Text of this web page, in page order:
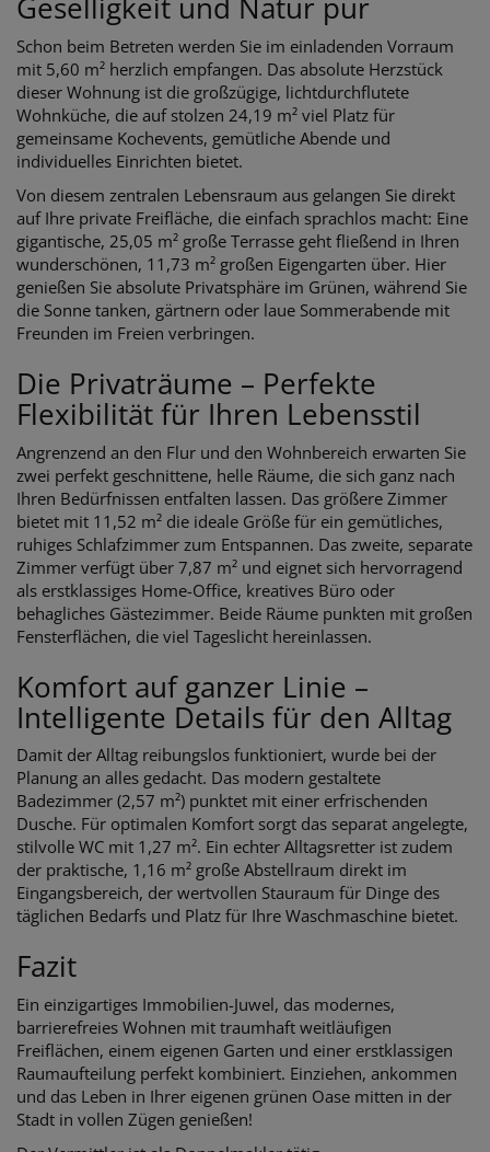
Geselligkeit und Natur pur
Schon beim Betreten werden Sie im einladenden Vorraum
mit 5,60 m² herzlich empfangen. Das absolute Herzstück
dieser Wohnung ist die großzügige, lichtdurchflutete
Wohnküche, die auf stolzen 24,19 m² viel Platz für
gemeinsame Kochevents, gemütliche Abende und
individuelles Einrichten bietet.
Von diesem zentralen Lebensraum aus gelangen Sie direkt
auf Ihre private Freifläche, die einfach sprachlos macht: Eine
gigantische, 25,05 m² große Terrasse geht fließend in Ihren
wunderschönen, 11,73 m² großen Eigengarten über. Hier
genießen Sie absolute Privatsphäre im Grünen, während Sie
die Sonne tanken, gärtnern oder laue Sommerabende mit
Freunden im Freien verbringen.
Die Privaträume – Perfekte
Flexibilität für Ihren Lebensstil
Angrenzend an den Flur und den Wohnbereich erwarten Sie
zwei perfekt geschnittene, helle Räume, die sich ganz nach
Ihren Bedürfnissen entfalten lassen. Das größere Zimmer
bietet mit 11,52 m² die ideale Größe für ein gemütliches,
ruhiges Schlafzimmer zum Entspannen. Das zweite, separate
Zimmer verfügt über 7,87 m² und eignet sich hervorragend
als erstklassiges Home-Office, kreatives Büro oder
behagliches Gästezimmer. Beide Räume punkten mit großen
Fensterflächen, die viel Tageslicht hereinlassen.
Komfort auf ganzer Linie –
Intelligente Details für den Alltag
Damit der Alltag reibungslos funktioniert, wurde bei der
Planung an alles gedacht. Das modern gestaltete
Badezimmer (2,57 m²) punktet mit einer erfrischenden
Dusche. Für optimalen Komfort sorgt das separat angelegte,
stilvolle WC mit 1,27 m². Ein echter Alltagsretter ist zudem
der praktische, 1,16 m² große Abstellraum direkt im
Eingangsbereich, der wertvollen Stauraum für Dinge des
täglichen Bedarfs und Platz für Ihre Waschmaschine bietet.
Fazit
Ein einzigartiges Immobilien-Juwel, das modernes,
barrierefreies Wohnen mit traumhaft weitläufigen
Freiflächen, einem eigenen Garten und einer erstklassigen
Raumaufteilung perfekt kombiniert. Einziehen, ankommen
und das Leben in Ihrer eigenen grünen Oase mitten in der
Stadt in vollen Zügen genießen!